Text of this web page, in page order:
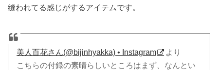
縫われてる感じがするアイテムです。
美人百花さん(@bijinhyakka) • Instagram
より
こちらの付録の素晴らしいところはまず、なんとい